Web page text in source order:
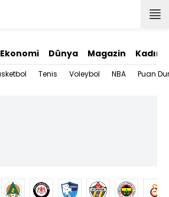
Ekonomi Dünya Magazin Kadın
Tenis Voleybol NBA Puan